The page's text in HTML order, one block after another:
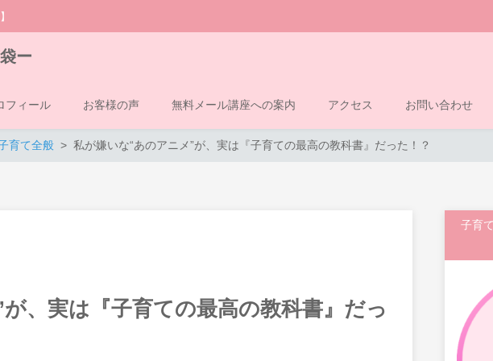
ー
フィール お客様の声 無料メール講座への案内 アクセス お問い合わせ
育て全般 私が嫌いな“あのアニメ”が、実は『子育ての最高の教科書』だった！？
、実は『子育ての最高の教科書』だっ
子育